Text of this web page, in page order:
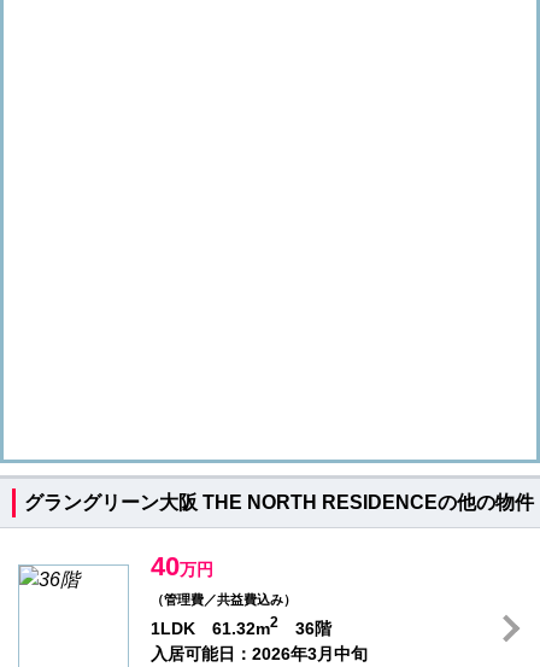
グラングリーン大阪 THE NORTH RESIDENCEの他の物件
40万円
（管理費／共益費込み）
1LDK 61.32m2
36階
入居可能日：2026年3月中旬